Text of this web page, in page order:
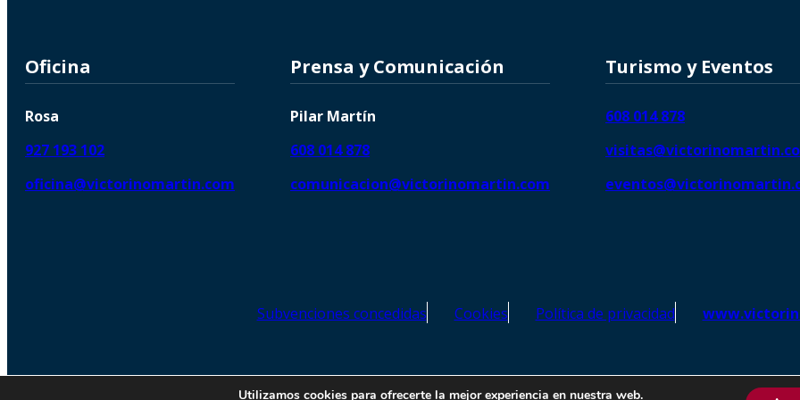
Oficina
Rosa
927 193 102
oficina@victorinomartin.com
Prensa y Comunicación
Pilar Martín
608 014 878
comunicacion@victorinomartin.com
Turismo y Eventos
608 014 878
Subvenciones concedidas Cookies Política de privacidad
© 2026 Copyright © | Victorino Martín – Todos los derechos reservados | SEO de Agencia
Utilizamos cookies para ofrecerte la mejor experiencia en nuestra web.